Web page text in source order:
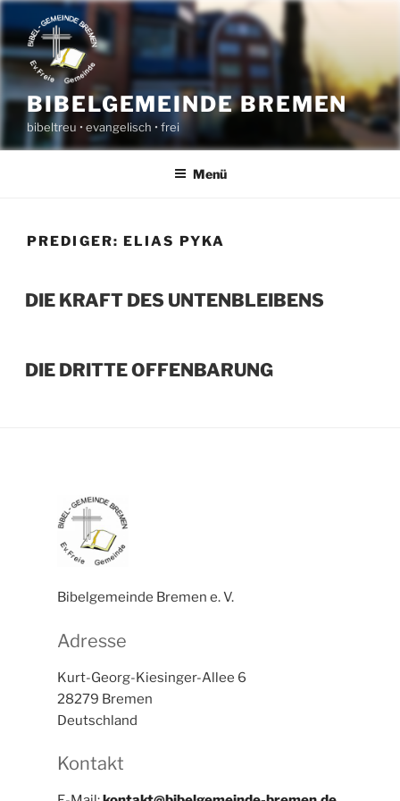
Inhalt
springen
BIBELGEMEINDE BREMEN
bibeltreu • evangelisch • frei
Menü
PREDIGER: ELIAS PYKA
DIE KRAFT DES UNTENBLEIBENS
DIE DRITTE OFFENBARUNG
Bibelgemeinde Bremen e. V.
Adresse
Kurt-Georg-Kiesinger-Allee 6
28279 Bremen
Deutschland
Kontakt